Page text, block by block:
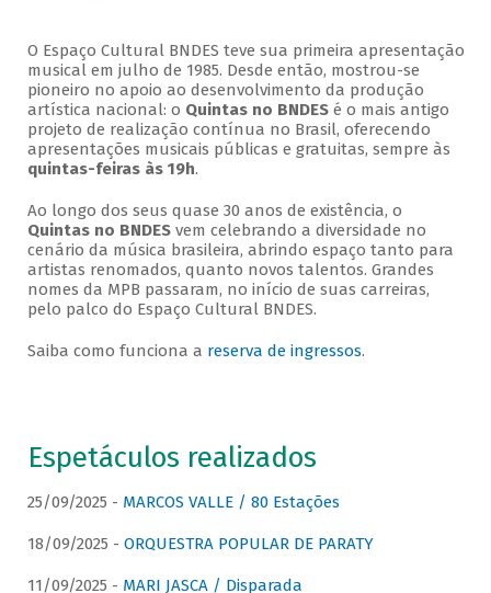
O Espaço Cultural BNDES teve sua primeira apresentação
musical em julho de 1985. Desde então, mostrou-se
pioneiro no apoio ao desenvolvimento da produção
artística nacional: o Quintas no BNDESé o mais antigo
projeto de realização contínua no Brasil, oferecendo
apresentações musicais públicas e gratuitas, sempre às
quintas-feiras às 19h.
Ao longo dos seus quase 30 anos de existência, o
Quintas no BNDESvem celebrando a diversidade no
cenário da música brasileira, abrindo espaço tanto para
artistas renomados, quanto novos talentos. Grandes
nomes da MPB passaram, no início de suas carreiras,
pelo palco do Espaço Cultural BNDES.
Saiba como funciona a reserva de ingressos.
Espetáculos realizados
25/09/2025 - MARCOS VALLE / 80 Estações
18/09/2025 - ORQUESTRA POPULAR DE PARATY
11/09/2025 - MARI JASCA / Disparada